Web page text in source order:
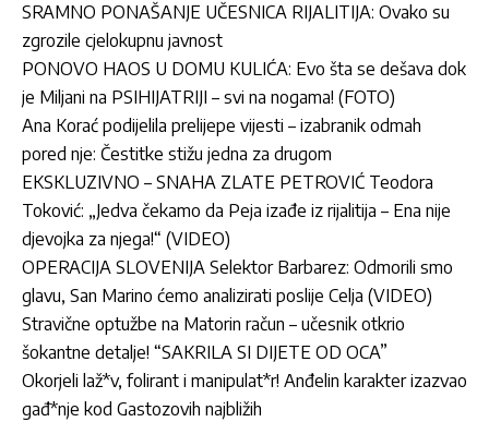
SRAMNO PONAŠANJE UČESNICA RIJALITIJA: Ovako su
zgrozile cjelokupnu javnost
PONOVO HAOS U DOMU KULIĆA: Evo šta se dešava dok
je Miljani na PSIHIJATRIJI – svi na nogama! (FOTO)
Ana Korać podijelila prelijepe vijesti – izabranik odmah
pored nje: Čestitke stižu jedna za drugom
EKSKLUZIVNO – SNAHA ZLATE PETROVIĆ Teodora
Toković: „Jedva čekamo da Peja izađe iz rijalitija – Ena nije
djevojka za njega!“ (VIDEO)
OPERACIJA SLOVENIJA Selektor Barbarez: Odmorili smo
glavu, San Marino ćemo analizirati poslije Celja (VIDEO)
Stravične optužbe na Matorin račun – učesnik otkrio
šokantne detalje! “SAKRILA SI DIJETE OD OCA”
Okorjeli laž*v, folirant i manipulat*r! Anđelin karakter izazvao
gađ*nje kod Gastozovih najbližih